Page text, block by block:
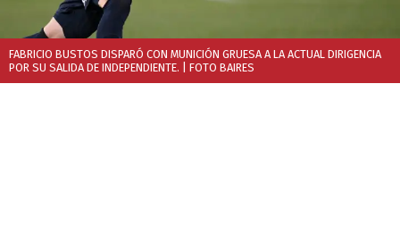
FABRICIO BUSTOS DISPARÓ CON MUNICIÓN GRUESA A LA ACTUAL DIRIGENCIA
POR SU SALIDA DE INDEPENDIENTE. | FOTO BAIRES